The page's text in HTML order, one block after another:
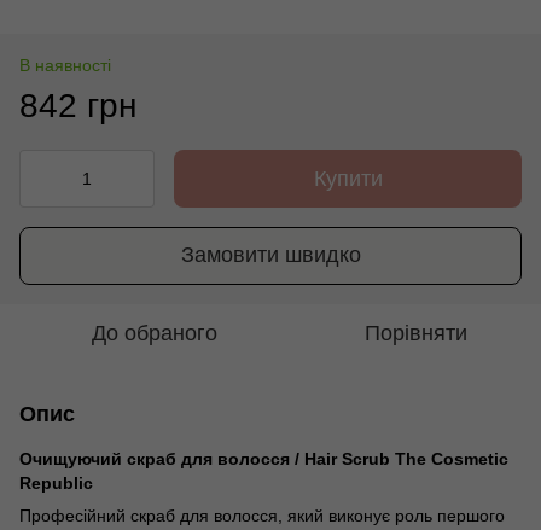
В наявності
842 грн
Купити
Замовити швидко
До обраного Порівняти
Опис
Очищуючий скраб для волосся / Hair Scrub The Cosmetic
Republic
Професійний скраб для волосся, який виконує роль першого